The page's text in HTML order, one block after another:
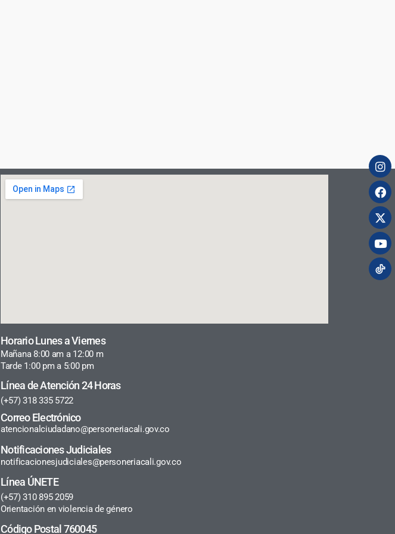
Horario Lunes a Viernes
Mañana 8:00 am a 12:00 m
Tarde 1:00 pm a 5:00 pm
Línea de Atención 24 Horas
(+57) 318 335 5722
Correo Electrónico
atencionalciudadano@personeriacali.gov.co
Notificaciones Judiciales
notificacionesjudiciales@personeriacali.gov.co
Línea ÚNETE
(+57) 310 895 2059
Orientación en violencia de género
Código Postal 760045